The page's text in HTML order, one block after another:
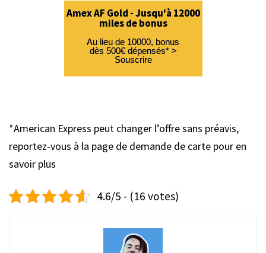
Amex AF Gold - Jusqu'à 12000
miles de bonus
Au lieu de 10000, bonus
dès 500€ dépensés* >
Souscrire
*American Express peut changer l’offre sans préavis,
reportez-vous à la page de demande de carte pour en
savoir plus
4.6/5 - (16 votes)